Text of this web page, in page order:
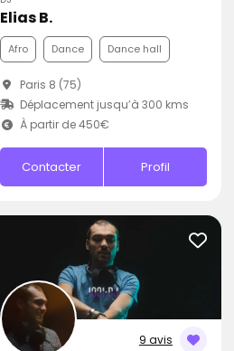
Elias B.
Afro Dance Dance hall
Paris 8 (75)
Déplacement jusqu’à 300 kms
À partir de 450€
Contacter Profil
9 avis